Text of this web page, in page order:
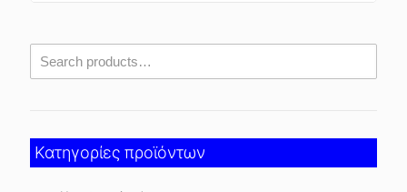
Κατηγορίες προϊόντων